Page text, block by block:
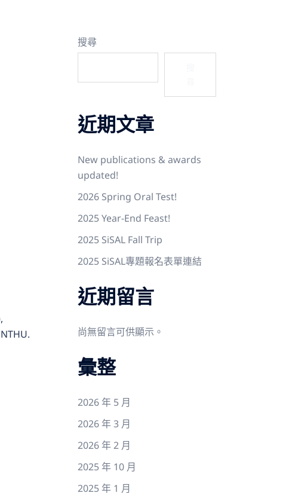
搜尋
近期文章
New publications & awards
updated!
2026 Spring Oral Test!
2025 Year-End Feast!
2025 SiSAL Fall Trip
2025 SiSAL專題報名表單連結
近期留言
尚無留言可供顯示。
彙整
2026 年 5 月
2026 年 3 月
2026 年 2 月
2025 年 10 月
2025 年 1 月